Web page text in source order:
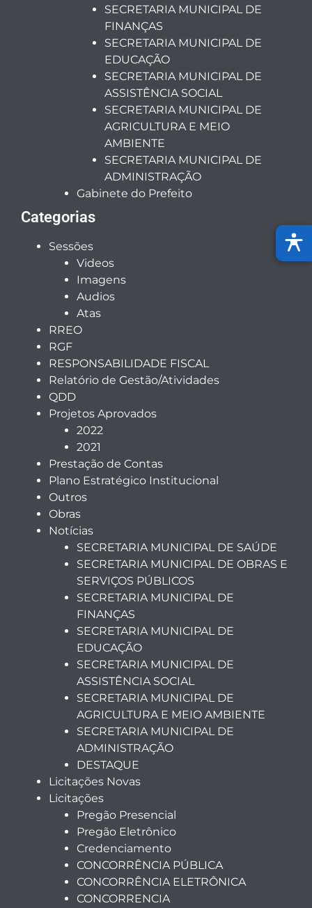
SECRETARIA MUNICIPAL DE
FINANÇAS
SECRETARIA MUNICIPAL DE
EDUCAÇÃO
SECRETARIA MUNICIPAL DE
ASSISTÊNCIA SOCIAL
SECRETARIA MUNICIPAL DE
AGRICULTURA E MEIO
AMBIENTE
SECRETARIA MUNICIPAL DE
ADMINISTRAÇÃO
Gabinete do Prefeito
Categorias
Sessões
Videos
Imagens
Audios
Atas
RREO
RGF
RESPONSABILIDADE FISCAL
Relatório de Gestão/Atividades
QDD
Projetos Aprovados
2022
2021
Prestação de Contas
Plano Estratégico Institucional
Outros
Obras
Notícias
SECRETARIA MUNICIPAL DE SAÚDE
SECRETARIA MUNICIPAL DE OBRAS E
SERVIÇOS PÚBLICOS
SECRETARIA MUNICIPAL DE
FINANÇAS
SECRETARIA MUNICIPAL DE
EDUCAÇÃO
SECRETARIA MUNICIPAL DE
ASSISTÊNCIA SOCIAL
SECRETARIA MUNICIPAL DE
AGRICULTURA E MEIO AMBIENTE
SECRETARIA MUNICIPAL DE
ADMINISTRAÇÃO
DESTAQUE
Licitações Novas
Licitações
Pregão Presencial
Pregão Eletrônico
Credenciamento
CONCORRÊNCIA PÚBLICA
CONCORRÊNCIA ELETRÔNICA
CONCORRENCIA